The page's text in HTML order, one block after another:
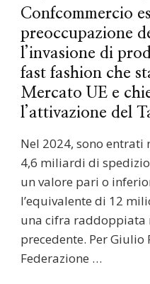
Confcommercio
preoccupazione
l’invasione di
fast fashion che
Mercato UE e
l’attivazione del
Nel 2024, sono entrati
4,6 miliardi di
un valore pari o
l’equivalente di 12
una cifra raddoppiata
precedente. Per Giulio
Federazione …